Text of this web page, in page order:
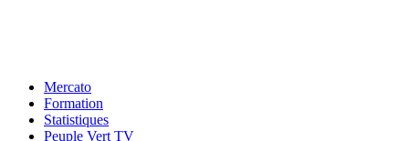
Mercato
Formation
Statistiques
Peuple Vert TV